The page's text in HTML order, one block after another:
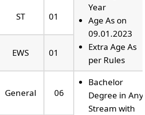
Year
Age As on
09.01.2023
Extra Age As
per Rules
ST 01
EWS 01
General 06
Bachelor
Degree in Any
Stream with